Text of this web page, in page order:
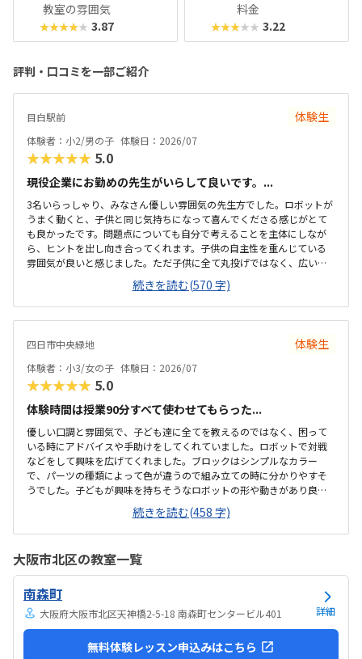
教室の雰囲気
★★★★★ 3.87
料金
★★★★★ 3.22
評判・口コミを一部ご紹介
目白駅前 体験生
体験者：小2/男の子 体験日：2026/07
★★★★★ 5.0
現役企業にお勤めの先生がいらして良いです。...
3名いらっしゃり、みなさん優しい雰囲気の先生方でした。ロボットが
うまく動くと、子供と同じ気持ちになって喜んでくださる感じがとて
も良かったです。問題点についても自分で考えることを主体にしなが
ら、ヒントを出し向き合ってくれます。子供の自主性を重んじている
雰囲気が良いと感じました。ただ子供に全て丸投げではなく、広い机
の上に「教科書とキットをどこに置いたらやりやすいかな？」と声を
かけてくださり、そこから自分で考えていました。ロボット作りもヒ
ントをいただきながら、自分で教科書を読んで作り上げていました。
駅近くですが、静かな環境です。急な坂道があるので、暑い夏など、重
できました。入室したら必ず手を洗うルールも良いです。教室にある
教科書などもきちんと整理整頓されています。キット代が兄弟割引で
半額になりました。入会金も無料に。欲を言えば、...
続きを読む(570 字)
四日市中央緑地 体験生
体験者：小3/女の子 体験日：2026/07
★★★★★ 5.0
体験時間は授業90分すべて使わせてもらった...
優しい口調と雰囲気で、子ども達に全てを教えるのではなく、困って
いる時にアドバイスや手助けをしてくれていました。ロボットで対戦
などをして興味を広げてくれました。ブロックはシンプルなカラー
で、パーツの種類によって色が違うので組み立ての時に分かりやすそ
うでした。子どもが興味を持ちそうなロボットの形や動きがあり良か
ったです。駐車場は停めやすく、分かりやすい場所にあるので助かり
ます。近くに別の施設もあるので、習ってない兄弟が過ごしやすいと
思いました。教室はシンプルで余計なものが置いてないので集中でき
したりできるのは助かります。料金は今の物価で考えれば高いとは思
いませんが、子どもの成長具合で判断すると思います。子どもが自発
的にどんどん作り進めていったのには正直驚きました。最初からたく
さんあれこれ説明されずブロックを触らせてもらったの...
続きを読む(458 字)
大阪市北区の教室一覧
南森町
大阪府大阪市北区天神橋2-5-18 南森町センタービル401 詳細
無料体験レッスン申込みはこちら